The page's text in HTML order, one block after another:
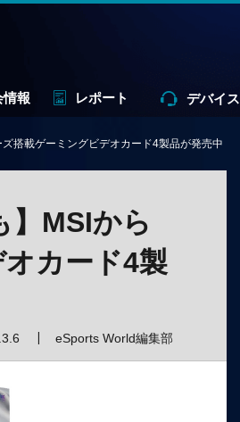
情報 レポート デバイス
搭載ゲーミングビデオカード4製品が発売中
】MSIから
カード4製
eSports World編集部